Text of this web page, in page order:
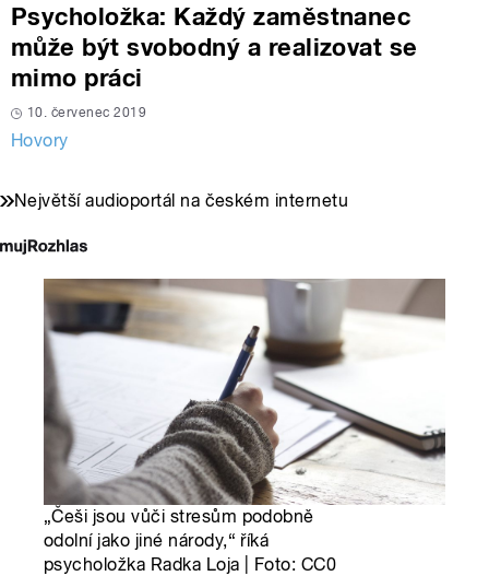
Psycholožka: Každý zaměstnanec
může být svobodný a realizovat se
mimo práci
10. červenec 2019
Hovory
Největší audioportál na českém internetu
„Češi jsou vůči stresům podobně
odolní jako jiné národy,“ říká
psycholožka Radka Loja | Foto: CC0